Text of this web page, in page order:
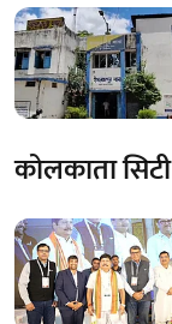
कोलकाता सिटी